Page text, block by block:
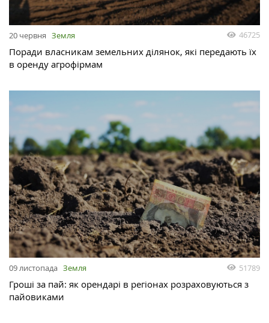
20 червня Земля 46725
Поради власникам земельних ділянок, які передають їх
в оренду агрофірмам
09 листопада Земля 51789
Гроші за пай: як орендарі в регіонах розраховуються з
пайовиками